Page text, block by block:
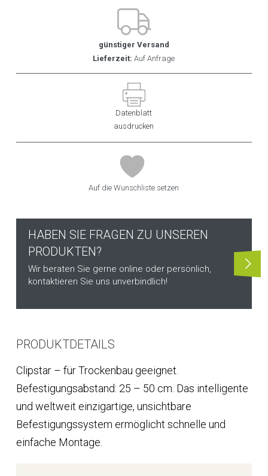
günstiger Versand
Lieferzeit: Auf Anfrage
Datenblatt
ausdrucken
Auf die Wunschliste setzen
HABEN SIE FRAGEN ZU UNSEREN
PRODUKTEN?
Wir beraten Sie gerne online oder persönlich,
kontaktieren Sie uns unverbindlich!
PRODUKTDETAILS
Clipstar – für Trockenbau geeignet.
Befestigungsabstand: 25 – 50 cm. Das intelligente
und weltweit einzigartige, unsichtbare
Befestigungssystem ermöglicht schnelle und
einfache Montage.